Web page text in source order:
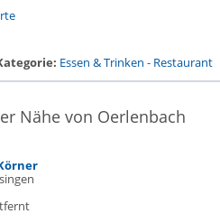
Essen & Trinken - Restaurant
Nähe von Oerlenbach